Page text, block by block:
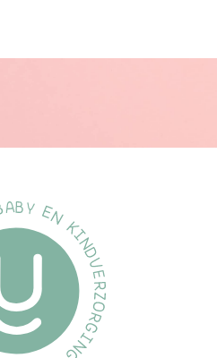
met de grootste zorg voor de
deze zullen erven.